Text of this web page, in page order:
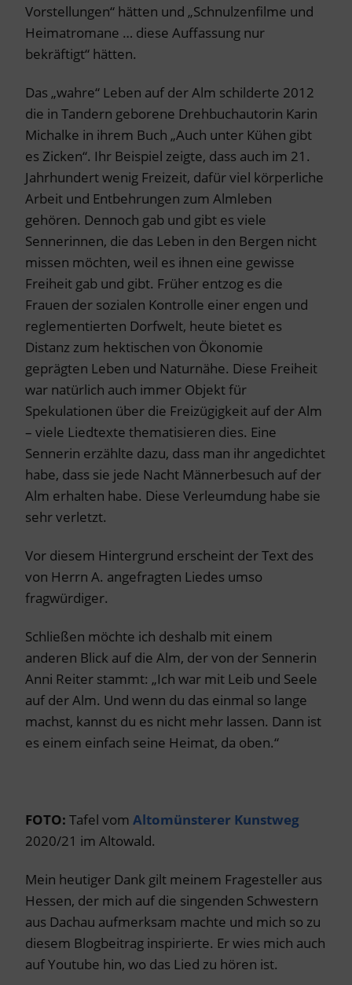
Vorstellungen“ hätten und „Schnulzenfilme und
Heimatromane … diese Auffassung nur
bekräftigt“ hätten.
Das „wahre“ Leben auf der Alm schilderte 2012
die in Tandern geborene Drehbuchautorin Karin
Michalke in ihrem Buch „Auch unter Kühen gibt
es Zicken“. Ihr Beispiel zeigte, dass auch im 21.
Jahrhundert wenig Freizeit, dafür viel körperliche
Arbeit und Entbehrungen zum Almleben
gehören. Dennoch gab und gibt es viele
Sennerinnen, die das Leben in den Bergen nicht
missen möchten, weil es ihnen eine gewisse
Freiheit gab und gibt. Früher entzog es die
Frauen der sozialen Kontrolle einer engen und
reglementierten Dorfwelt, heute bietet es
Distanz zum hektischen von Ökonomie
geprägten Leben und Naturnähe. Diese Freiheit
war natürlich auch immer Objekt für
Spekulationen über die Freizügigkeit auf der Alm
– viele Liedtexte thematisieren dies. Eine
Sennerin erzählte dazu, dass man ihr angedichtet
habe, dass sie jede Nacht Männerbesuch auf der
Alm erhalten habe. Diese Verleumdung habe sie
sehr verletzt.
Vor diesem Hintergrund erscheint der Text des
von Herrn A. angefragten Liedes umso
fragwürdiger.
Schließen möchte ich deshalb mit einem
anderen Blick auf die Alm, der von der Sennerin
Anni Reiter stammt: „Ich war mit Leib und Seele
auf der Alm. Und wenn du das einmal so lange
machst, kannst du es nicht mehr lassen. Dann ist
es einem einfach seine Heimat, da oben.“
FOTO: Tafel vom Altomünsterer Kunstweg
2020/21 im Altowald.
Mein heutiger Dank gilt meinem Fragesteller aus
Hessen, der mich auf die singenden Schwestern
aus Dachau aufmerksam machte und mich so zu
diesem Blogbeitrag inspirierte. Er wies mich auch
auf Youtube hin, wo das Lied zu hören ist.